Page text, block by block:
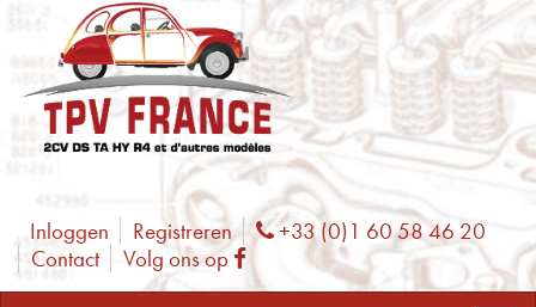
Inloggen Registreren Phone
+33 (0)1 60 58 46 20
Contact
Volg ons op Facebook